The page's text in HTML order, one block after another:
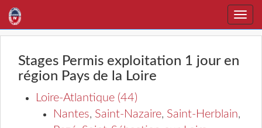
Toggle
Stages Permis exploitation 1 jour en
région Pays de la Loire
Loire-Atlantique (44)
Nantes, Saint-Nazaire, Saint-Herblain,